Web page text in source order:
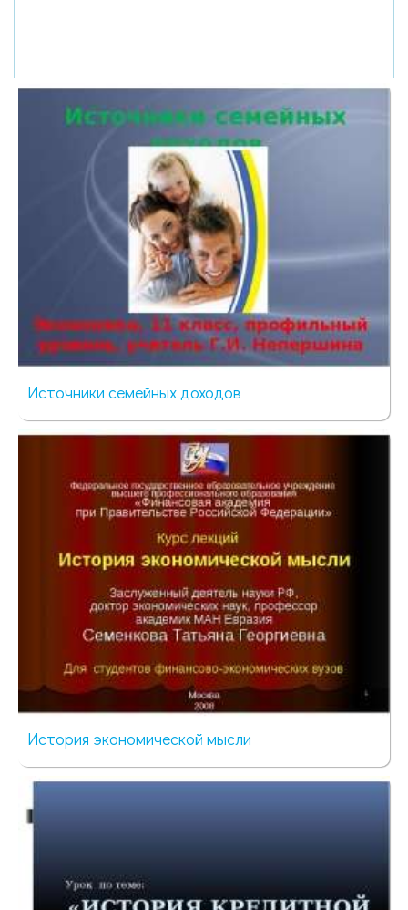
Источники семейных доходов
История экономической мысли
466 просмотров